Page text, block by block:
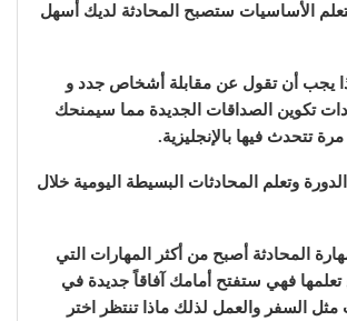
الأساسيات ستصبح المحادثة لديك أسهل
يجب أن تقول عن مقابلة أشخاص جدد و
تكوين الصداقات الجديدة مما سيمنحك
تتحدث فيها بالإنجليزية.
الدورة وتعلم المحادثات البسيطة اليومية خلال
المحادثة أصبح من أكثر المهارات التي
فهي ستفتح أمامك آفاقاً جديدة في
مثل السفر والعمل لذلك ماذا تنتظر اختر